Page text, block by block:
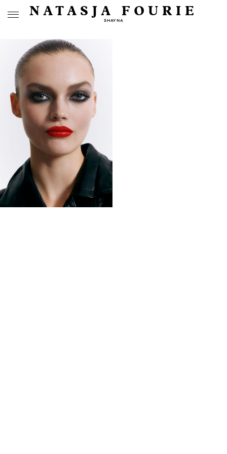
NATASJA FOURIE
SHAYNA